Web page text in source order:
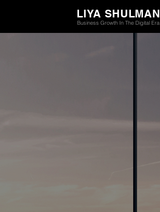
LIYA SHULMAN
Business Growth In The Digital Era